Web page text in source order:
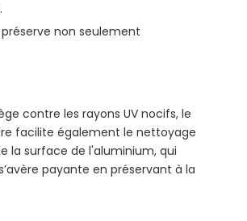
non seulement
contre les rayons UV nocifs, le
facilite également le nettoyage
la surface de l'aluminium, qui
payante en préservant à la